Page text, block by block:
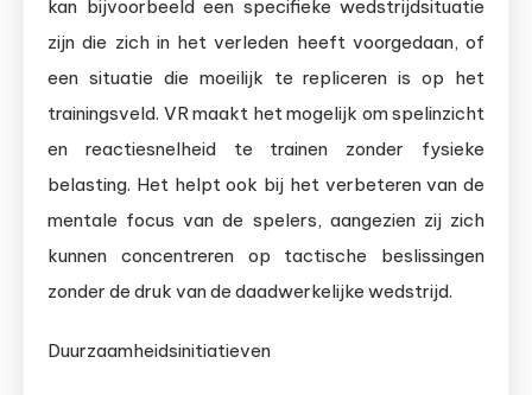
kan bijvoorbeeld een specifieke wedstrijdsituatie
zijn die zich in het verleden heeft voorgedaan, of
een situatie die moeilijk te repliceren is op het
trainingsveld. VR maakt het mogelijk om spelinzicht
en reactiesnelheid te trainen zonder fysieke
belasting. Het helpt ook bij het verbeteren van de
mentale focus van de spelers, aangezien zij zich
kunnen concentreren op tactische beslissingen
zonder de druk van de daadwerkelijke wedstrijd.
Duurzaamheidsinitiatieven